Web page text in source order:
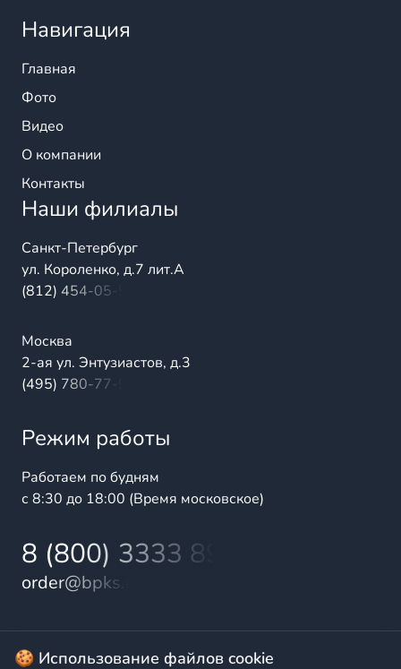
Навигация
Главная
Фото
Видео
О компании
Контакты
Наши филиалы
Санкт-Петербург
ул. Короленко, д.7 лит.А
(812) 454-05-54
Москва
2-ая ул. Энтузиастов, д.3
(495) 780-77-98
Режим работы
Работаем по будням
с 8:30 до 18:00 (Время московское)
8 (800) 3333 899
order@bpks.ru
© 2025 БалтПромКомплект — комплексные поставки
🍪 Использование файлов cookie